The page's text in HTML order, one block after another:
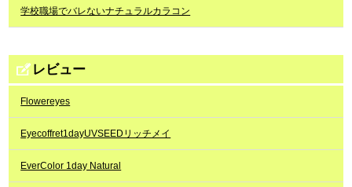
学校職場でバレないナチュラルカラコン
レビュー
Flowereyes
Eyecoffret1dayUVSEEDリッチメイ
EverColor 1day Natural